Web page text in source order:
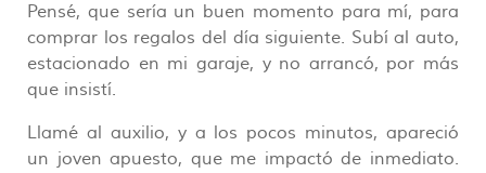
Pensé, que sería un buen momento para mí, para
comprar los regalos del día siguiente. Subí al auto,
estacionado en mi garaje, y no arrancó, por más
que insistí.
Llamé al auxilio, y a los pocos minutos, apareció
un joven apuesto, que me impactó de inmediato.